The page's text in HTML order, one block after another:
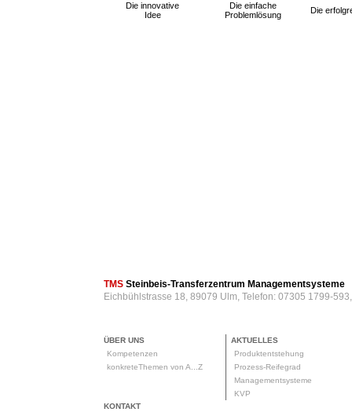
Die innovative
Idee
Die einfache
Problemlösung
Die
TMS Steinbeis-Transferzentrum Managementsysteme
Eichbühlstrasse 18, 89079 Ulm, Telefon: 07305 1799-
ÜBER UNS
Kompetenzen
konkreteThemen von A...Z
AKTUELLES
Produktentstehung
Prozess-Reifegrad
Managementsysteme
KVP
KONTAKT